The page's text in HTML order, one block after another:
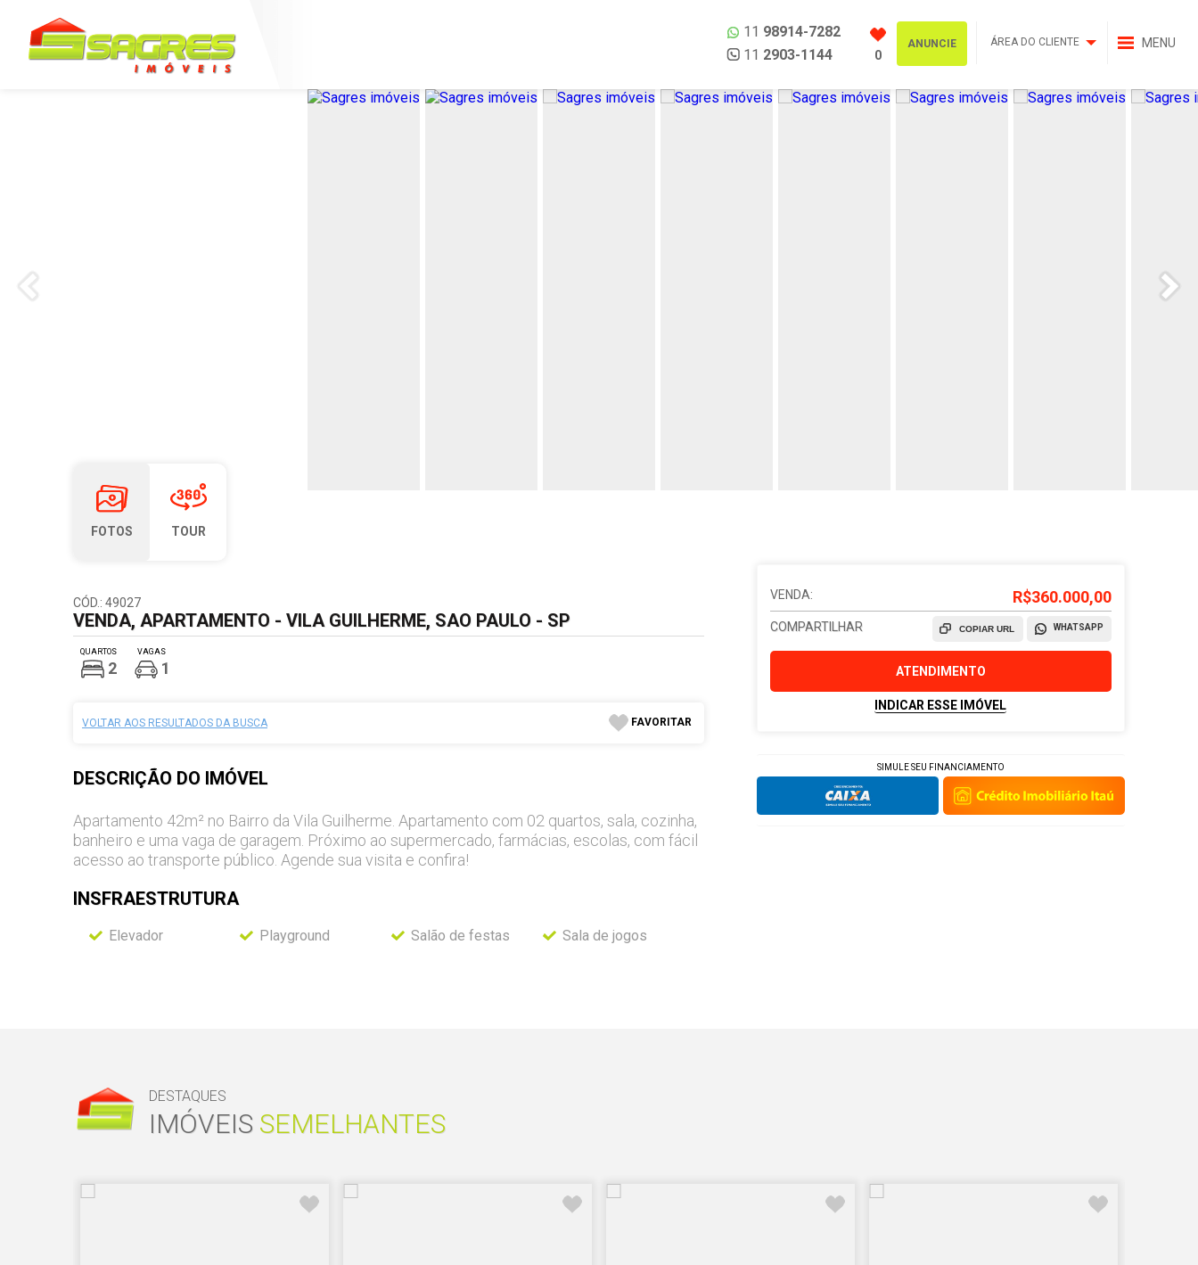
MENU
ÁREA DO CLIENTE
ANUNCIE
0
11 98914-7282
11 2903-1144
FOTOS TOUR
CÓD.: 49027
VENDA, APARTAMENTO - VILA GUILHERME, SAO PAULO - SP
QUARTOS
2
VAGAS
1
VOLTAR AOS RESULTADOS DA BUSCA FAVORITAR
VENDA: R$360.000,00
COMPARTILHAR WHATSAPP
COPIAR URL
ATENDIMENTO
INDICAR ESSE IMÓVEL
SIMULE SEU FINANCIAMENTO
DESCRIÇÃO DO IMÓVEL
Apartamento 42m² no Bairro da Vila Guilherme. Apartamento com 02 quartos, sala, cozinha,
banheiro e uma vaga de garagem. Próximo ao supermercado, farmácias, escolas, com fácil
acesso ao transporte público. Agende sua visita e confira!
INSFRAESTRUTURA
Elevador Playground Salão de festas Sala de jogos
DESTAQUES
IMÓVEIS SEMELHANTES